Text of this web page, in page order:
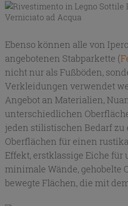
Ebenso können alle von
angebotenen Stabparkette (
nicht nur als Fußböden,
Verkleidungen verwendet
Angebot an Materialien,
unterschiedlichen
jeden stilistischen Bedarf zu
Oberflächen für einen
Effekt, erstklassige Eiche
minimale Wände, gehobelte
bewegte Flächen, die mit